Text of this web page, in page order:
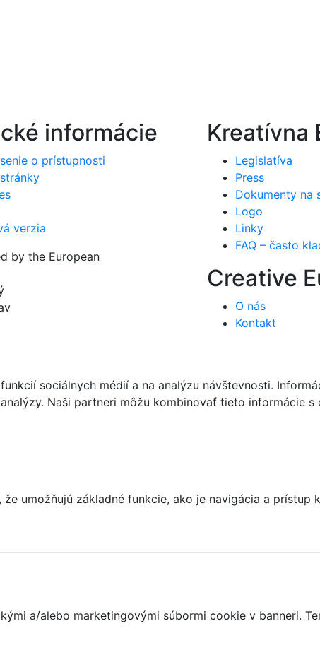
informácie
o prístupnosti
verzia
Kreatívna
Legislatíva
Press
Dokumenty na
Logo
Linky
FAQ – často
Creative
O nás
Kontakt
sociálnych médií a na analýzu návštevnosti.
Naši partneri môžu kombinovať tieto informácie
umožňujú základné funkcie, ako je navigácia a prístup
a/alebo marketingovými súbormi cookie v banneri.